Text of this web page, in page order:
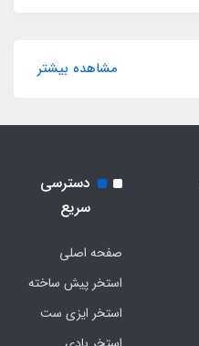
مشاهده بیشتر
دسترسی
سریع
صفحه اصلی
استخر پیش ساخته
استخر ایزی ست